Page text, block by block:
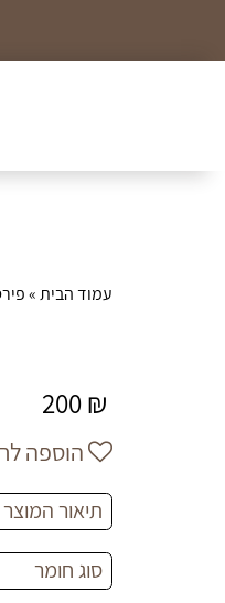
עמוד הבית»
200₪
הוספה
תיאור המוצר
סוג חומר